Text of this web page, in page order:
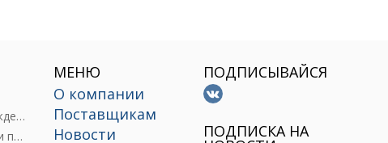
Мебель для новорожденных
Модульные детские и подростковые
МЕНЮ
О компании
Поставщикам
Новости
ПОДПИСЫВАЙСЯ
ПОДПИСКА НА